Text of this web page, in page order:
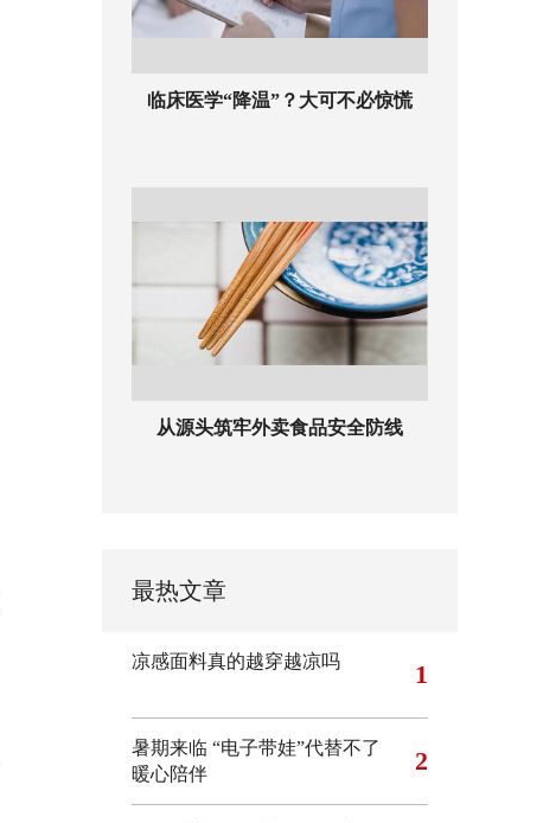
临床医学“降温”？大可不必惊慌
从源头筑牢外卖食品安全防线
最热文章
凉感面料真的越穿越凉吗 1
暑期来临 “电子带娃”代替不了
暖心陪伴
2